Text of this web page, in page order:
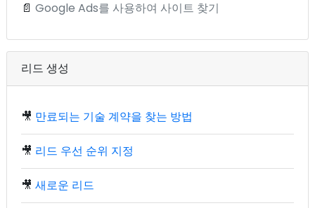
📄 Google Ads를 사용하여 사이트 찾기
리드 생성
🎥 만료되는 기술 계약을 찾는 방법
🎥 리드 우선 순위 지정
🎥 새로운 리드